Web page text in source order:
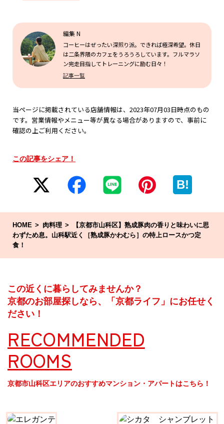
編集 N
コーヒーはぜったい深煎り派。できれば極深希望。休日
は二条界隈のカフェをうろうろしています。フルマラソ
ン完走目指してトレーニングに励む日々！
記事一覧
当ページに掲載されている店舗情報は、2023年07月03日時点のもの
です。営業情報やメニュー等が異なる場合がありますので、事前に
確認の上ご利用ください。
この記事をシェア！
B!
HOME 肉料理
【京都市山科区】熟成豚肉の香りと味わいに思
わずため息。山科駅近く［熟成豚かわむら］の特上ロースかつ定
食！
この近くに暮らしてみませんか？
京都のお部屋探しなら、「京都ライフ」にお任せく
ださい！
RECOMMENDED
ROOMS
京都市山科区エリアのおすすめマンション・アパートはこちら！